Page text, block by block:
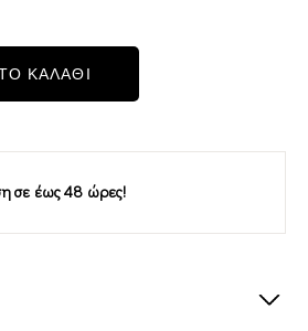
ΚΑΛΑΘΙ
σε έως 48 ώρες!